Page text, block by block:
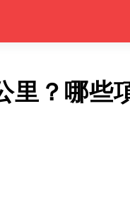
里？哪些